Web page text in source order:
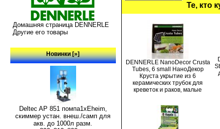
Домашняя страница DENNERLE
Другие его товары
Новинки [»]
Deltec AP 851 помпа1xEheim,
скиммер устан. внеш./самп для
акв. до 1000л разм.
Те, кто
DENNERLE NanoDecor Crusta
Tubes, 6 small НаноДекор
Круста укрытие из 6
керамических трубок для
креветок и раков, малые